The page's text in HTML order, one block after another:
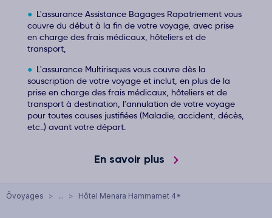
L'assurance Assistance Bagages Rapatriement vous
couvre du début à la fin de votre voyage, avec prise
en charge des frais médicaux, hôteliers et de
transport,
L'assurance Multirisques vous couvre dès la
souscription de votre voyage et inclut, en plus de la
prise en charge des frais médicaux, hôteliers et de
transport à destination, l'annulation de votre voyage
pour toutes causes justifiées (Maladie, accident, décès,
etc..) avant votre départ.
En savoir plus
Ôvoyages > ... > Hôtel Menara Hammamet 4*